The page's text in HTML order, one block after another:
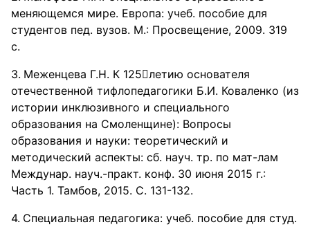
меняющемся мире. Европа: учеб. пособие для
студентов пед. вузов. М.: Просвещение, 2009. 319
с.
Меженцева Г.Н. К 125летию основателя
отечественной тифлопедагогики Б.И. Коваленко (из
истории инклюзивного и специального
образования на Смоленщине): Вопросы
образования и науки: теоретический и
методический аспекты: сб. науч. тр. по мат-лам
Междунар. науч.-практ. конф. 30 июня 2015 г.:
Часть 1. Тамбов, 2015. С. 131-132.
Специальная педагогика: учеб. пособие для студ.